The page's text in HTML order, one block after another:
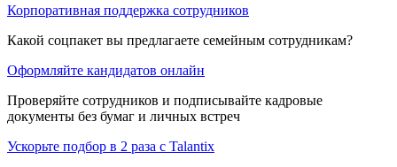
Корпоративная поддержка сотрудников
Какой соцпакет вы предлагаете семейным сотрудникам?
Оформляйте кандидатов онлайн
Проверяйте сотрудников и подписывайте кадровые
документы без бумаг и личных встреч
Ускорьте подбор в 2 раза с Talantix